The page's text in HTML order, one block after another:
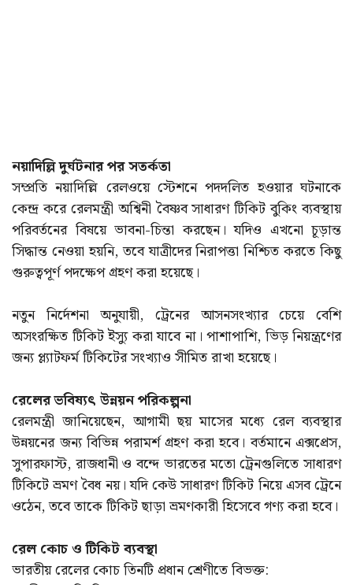
নয়াদিল্লি দুর্ঘটনার পর সতর্কতা
সম্প্রতি নয়াদিল্লি রেলওয়ে স্টেশনে পদদলিত হওয়ার ঘটনাকে
কেন্দ্র করে রেলমন্ত্রী অশ্বিনী বৈষ্ণব সাধারণ টিকিট বুকিং ব্যবস্থায়
পরিবর্তনের বিষয়ে ভাবনা-চিন্তা করছেন। যদিও এখনো চূড়ান্ত
সিদ্ধান্ত নেওয়া হয়নি, তবে যাত্রীদের নিরাপত্তা নিশ্চিত করতে কিছু
গুরুত্বপূর্ণ পদক্ষেপ গ্রহণ করা হয়েছে।
নতুন নির্দেশনা অনুযায়ী, ট্রেনের আসনসংখ্যার চেয়ে বেশি
অসংরক্ষিত টিকিট ইস্যু করা যাবে না। পাশাপাশি, ভিড় নিয়ন্ত্রণের
জন্য প্ল্যাটফর্ম টিকিটের সংখ্যাও সীমিত রাখা হয়েছে।
রেলের ভবিষ্যৎ উন্নয়ন পরিকল্পনা
রেলমন্ত্রী জানিয়েছেন, আগামী ছয় মাসের মধ্যে রেল ব্যবস্থার
উন্নয়নের জন্য বিভিন্ন পরামর্শ গ্রহণ করা হবে। বর্তমানে এক্সপ্রেস,
সুপারফাস্ট, রাজধানী ও বন্দে ভারতের মতো ট্রেনগুলিতে সাধারণ
টিকিটে ভ্রমণ বৈধ নয়। যদি কেউ সাধারণ টিকিট নিয়ে এসব ট্রেনে
ওঠেন, তবে তাকে টিকিট ছাড়া ভ্রমণকারী হিসেবে গণ্য করা হবে।
রেল কোচ ও টিকিট ব্যবস্থা
ভারতীয় রেলের কোচ তিনটি প্রধান শ্রেণীতে বিভক্ত: